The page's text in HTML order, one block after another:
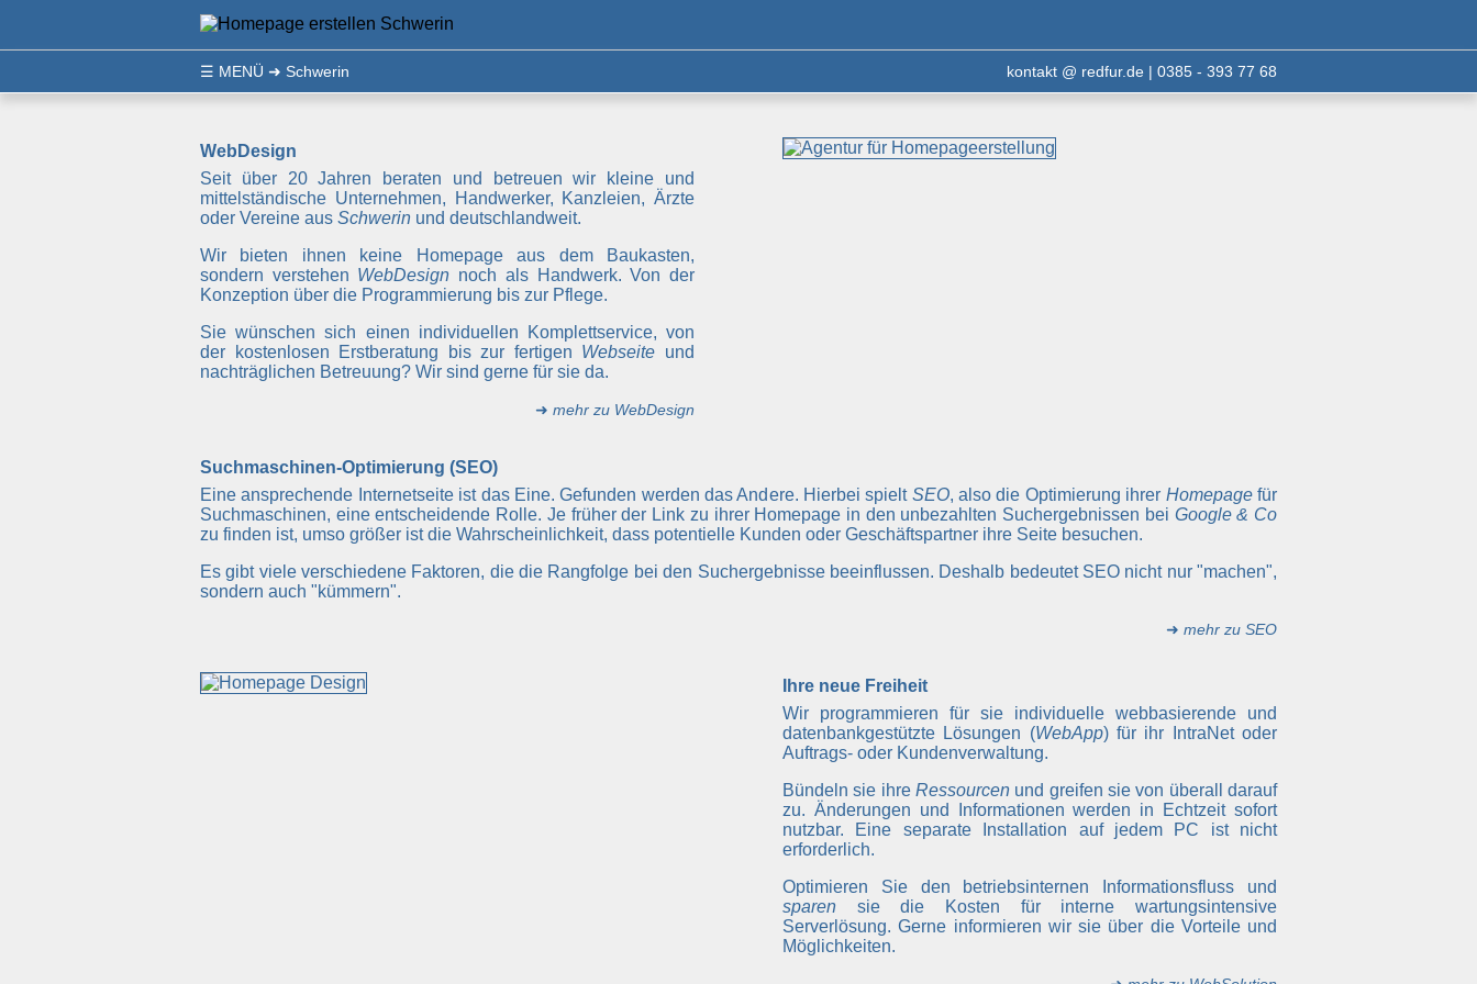
☰ MENÜ ➜ Schwerin kontakt @ redfur.de | 0385 - 393 77 68
WebDesign
Seit über 20 Jahren beraten und betreuen wir kleine und
mittelständische Unternehmen, Handwerker, Kanzleien, Ärzte
oder Vereine aus Schwerin und deutschlandweit.
Wir bieten ihnen keine Homepage aus dem Baukasten,
sondern verstehen WebDesign noch als Handwerk. Von der
Konzeption über die Programmierung bis zur Pflege.
Sie wünschen sich einen individuellen Komplettservice, von
der kostenlosen Erstberatung bis zur fertigen Webseite und
nachträglichen Betreuung? Wir sind gerne für sie da.
➜ mehr zu WebDesign
Suchmaschinen-Optimierung (SEO)
Eine ansprechende Internetseite ist das Eine. Gefunden werden das Andere. Hierbei spielt SEO, also die Optimierung ihrer Homepagefür
Suchmaschinen, eine entscheidende Rolle. Je früher der Link zu ihrer Homepage in den unbezahlten Suchergebnissen bei Google & Co
zu finden ist, umso größer ist die Wahrscheinlichkeit, dass potentielle Kunden oder Geschäftspartner ihre Seite besuchen.
Es gibt viele verschiedene Faktoren, die die Rangfolge bei den Suchergebnisse beeinflussen. Deshalb bedeutet SEO nicht nur "machen",
sondern auch "kümmern".
➜ mehr zu SEO
Ihre neue Freiheit
Wir programmieren für sie individuelle webbasierende und
datenbankgestützte Lösungen (WebApp) für ihr IntraNet oder
Auftrags- oder Kundenverwaltung.
Bündeln sie ihre Ressourcen und greifen sie von überall darauf
zu. Änderungen und Informationen werden in Echtzeit sofort
nutzbar. Eine separate Installation auf jedem PC ist nicht
erforderlich.
Optimieren Sie den betriebsinternen Informationsfluss und
sparen sie die Kosten für interne wartungsintensive
Serverlösung. Gerne informieren wir sie über die Vorteile und
Möglichkeiten.